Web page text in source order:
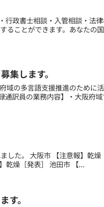
政書士相談・入管相談・法律
ることができます。あなたの
します。
域の多言語支援推進のために
通訳員の業務内容】・大阪府
した。 大阪市 【注意報】乾燥
乾燥［発表］ 池田市 【...
す。